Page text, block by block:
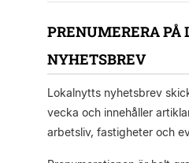
PRENUMERERA PÅ
NYHETSBREV
Lokalnytts nyhetsbrev
vecka och innehåller
arbetsliv, fastigheter och